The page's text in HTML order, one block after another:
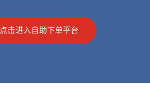
点击进入自助下单平台